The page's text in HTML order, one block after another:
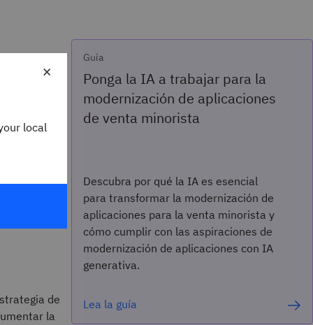
de
la
Guía
Ponga la IA a trabajar para la
modernización de aplicaciones
de venta minorista
Descubra por qué la IA es esencial
para transformar la modernización de
aplicaciones para la venta minorista y
cómo cumplir con las aspiraciones de
modernización de aplicaciones con IA
generativa.
Lea la guía
×
local